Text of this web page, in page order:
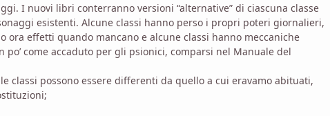
I nuovi libri conterranno versioni “alternative” di ciascuna classe
esistenti. Alcune classi hanno perso i propri poteri giornalieri,
effetti quando mancano e alcune classi hanno meccaniche
come accaduto per gli psionici, comparsi nel Manuale del
classi possono essere differenti da quello a cui eravamo abituati,